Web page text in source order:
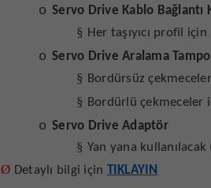
o Servo Drive Kablo Bağlantı
§ Her taşıyıcı profil için
o Servo Drive Aralama
§ Bordürsüz
§ Bordürlü çekmeceler
o Servo Drive Adaptör
§ Yan yana
Ø Detaylı bilgi için TIKLAYIN